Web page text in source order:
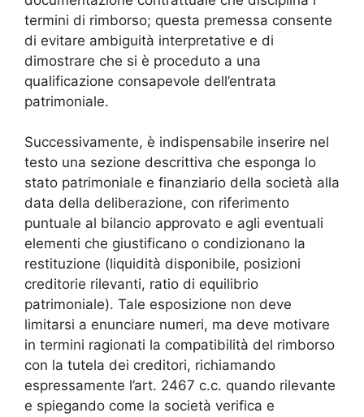
termini di rimborso; questa premessa consente
di evitare ambiguità interpretative e di
dimostrare che si è proceduto a una
qualificazione consapevole dell’entrata
patrimoniale.
Successivamente, è indispensabile inserire nel
testo una sezione descrittiva che esponga lo
stato patrimoniale e finanziario della società alla
data della deliberazione, con riferimento
puntuale al bilancio approvato e agli eventuali
elementi che giustificano o condizionano la
restituzione (liquidità disponibile, posizioni
creditorie rilevanti, ratio di equilibrio
patrimoniale). Tale esposizione non deve
limitarsi a enunciare numeri, ma deve motivare
in termini ragionati la compatibilità del rimborso
con la tutela dei creditori, richiamando
espressamente l’art. 2467 c.c. quando rilevante
e spiegando come la società verifica e